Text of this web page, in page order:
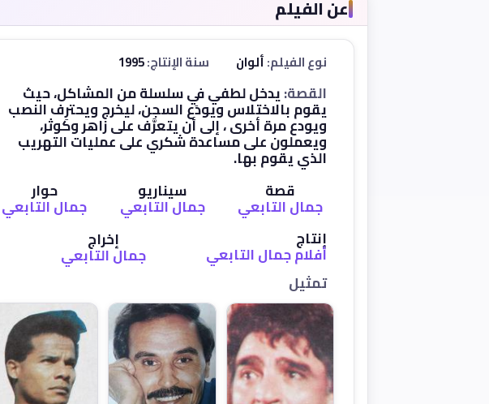
عن الفيلم
نوع الفيلم:ألوان سنة الإنتاج:1995
القصة:يدخل لطفي في سلسلة من المشاكل، حيث
يقوم بالاختلاس ويودَع السجن، ليخرج ويحترِف النصب
ويودع مرة أخرى ، إلى أن يتعرَّف على زاهر وكوثر،
ويعملون على مساعدة شكري على عمليات التهريب
الذي يقوم بها.
قصة
جمال التابعي
سيناريو
جمال التابعي
حوار
جمال التابعي
إنتاج
أفلام جمال التابعي
إخراج
جمال التابعي
تمثيل